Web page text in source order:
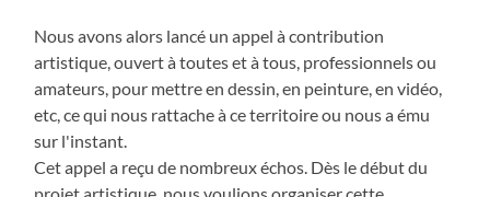
Nous avons alors lancé un appel à contribution
artistique, ouvert à toutes et à tous, professionnels ou
amateurs, pour mettre en dessin, en peinture, en vidéo,
etc, ce qui nous rattache à ce territoire ou nous a ému
sur l'instant.
Cet appel a reçu de nombreux échos. Dès le début du